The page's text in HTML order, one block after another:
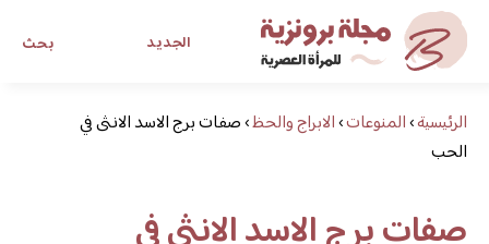
بحث الجديد
مجلة برونزية للفتاة العصريةالرئيسية›المنوعات›الابراج والحظ›صفات برج الاسد الانثى في
الحب